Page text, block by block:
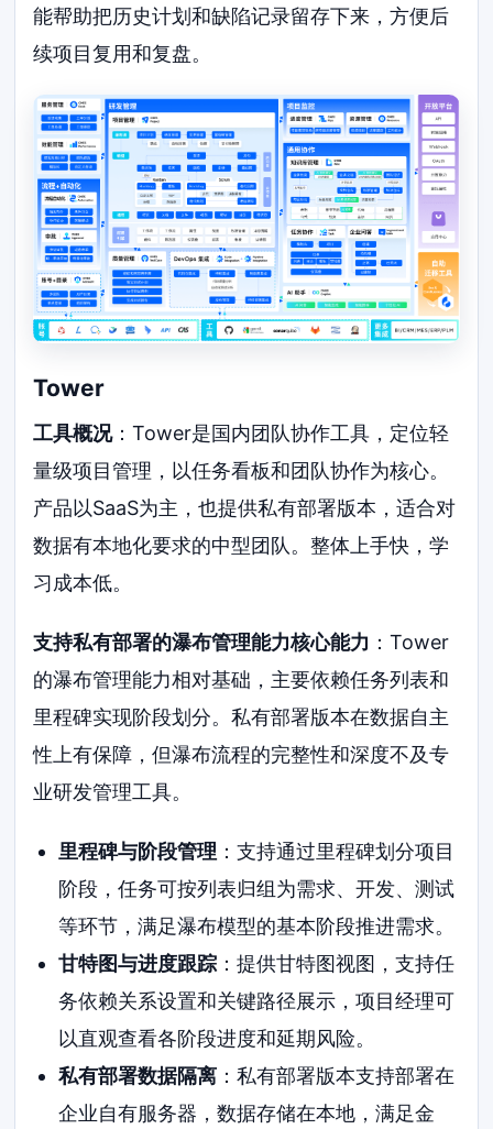
能帮助把历史计划和缺陷记录留存下来，方便后
续项目复用和复盘。
Tower
工具概况：Tower是国内团队协作工具，定位轻
量级项目管理，以任务看板和团队协作为核心。
产品以SaaS为主，也提供私有部署版本，适合对
数据有本地化要求的中型团队。整体上手快，学
习成本低。
支持私有部署的瀑布管理能力核心能力 ：Tower
的瀑布管理能力相对基础，主要依赖任务列表和
里程碑实现阶段划分。私有部署版本在数据自主
性上有保障，但瀑布流程的完整性和深度不及专
业研发管理工具。
里程碑与阶段管理 ：支持通过里程碑划分项目
阶段，任务可按列表归组为需求、开发、测试
等环节，满足瀑布模型的基本阶段推进需求。
甘特图与进度跟踪：提供甘特图视图，支持任
务依赖关系设置和关键路径展示，项目经理可
以直观查看各阶段进度和延期风险。
私有部署数据隔离：私有部署版本支持部署在
企业自有服务器，数据存储在本地，满足金